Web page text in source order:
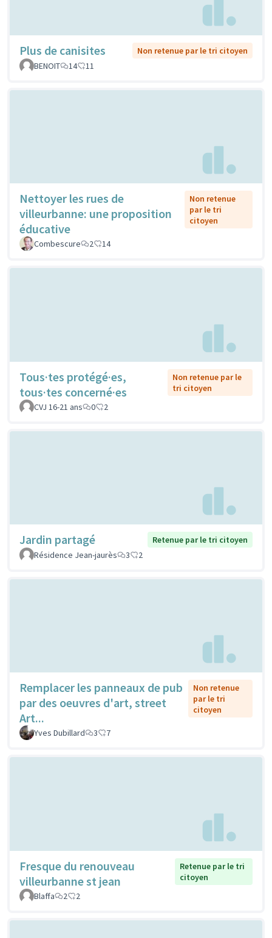
Plus de canisites
Non retenue par le tri citoyen
BENOIT
14 11
Nettoyer les rues de
villeurbanne: une proposition
éducative
Non retenue
par le tri
citoyen
Combescure 2 14
Tous·tes protégé·es,
tous·tes concerné·es
Non retenue par le
tri citoyen
CVJ 16-21 ans
0 2
Jardin partagé
Retenue par le tri citoyen
Résidence Jean-jaurès
3 2
Remplacer les panneaux de pub
par des oeuvres d'art, street
Art...
Non retenue
par le tri
citoyen
Yves Dubillard 3 7
Fresque du renouveau
villeurbanne st jean
Retenue par le tri
citoyen
Blaffa
2 2